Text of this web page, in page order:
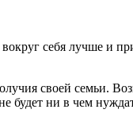
вокруг себя лучше
своей семьи.
будет ни в чем